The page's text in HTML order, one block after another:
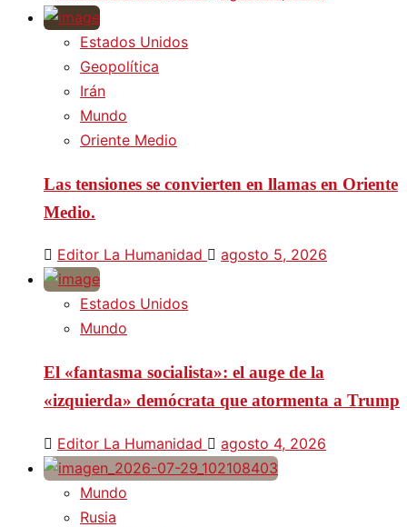
Estados Unidos
Geopolítica
Irán
Mundo
Oriente Medio
Las tensiones se convierten en llamas en Oriente
Medio.
Editor La Humanidad agosto 5, 2026
Estados Unidos
Mundo
El «fantasma socialista»: el auge de la
«izquierda» demócrata que atormenta a Trump
Editor La Humanidad agosto 4, 2026
Mundo
Rusia